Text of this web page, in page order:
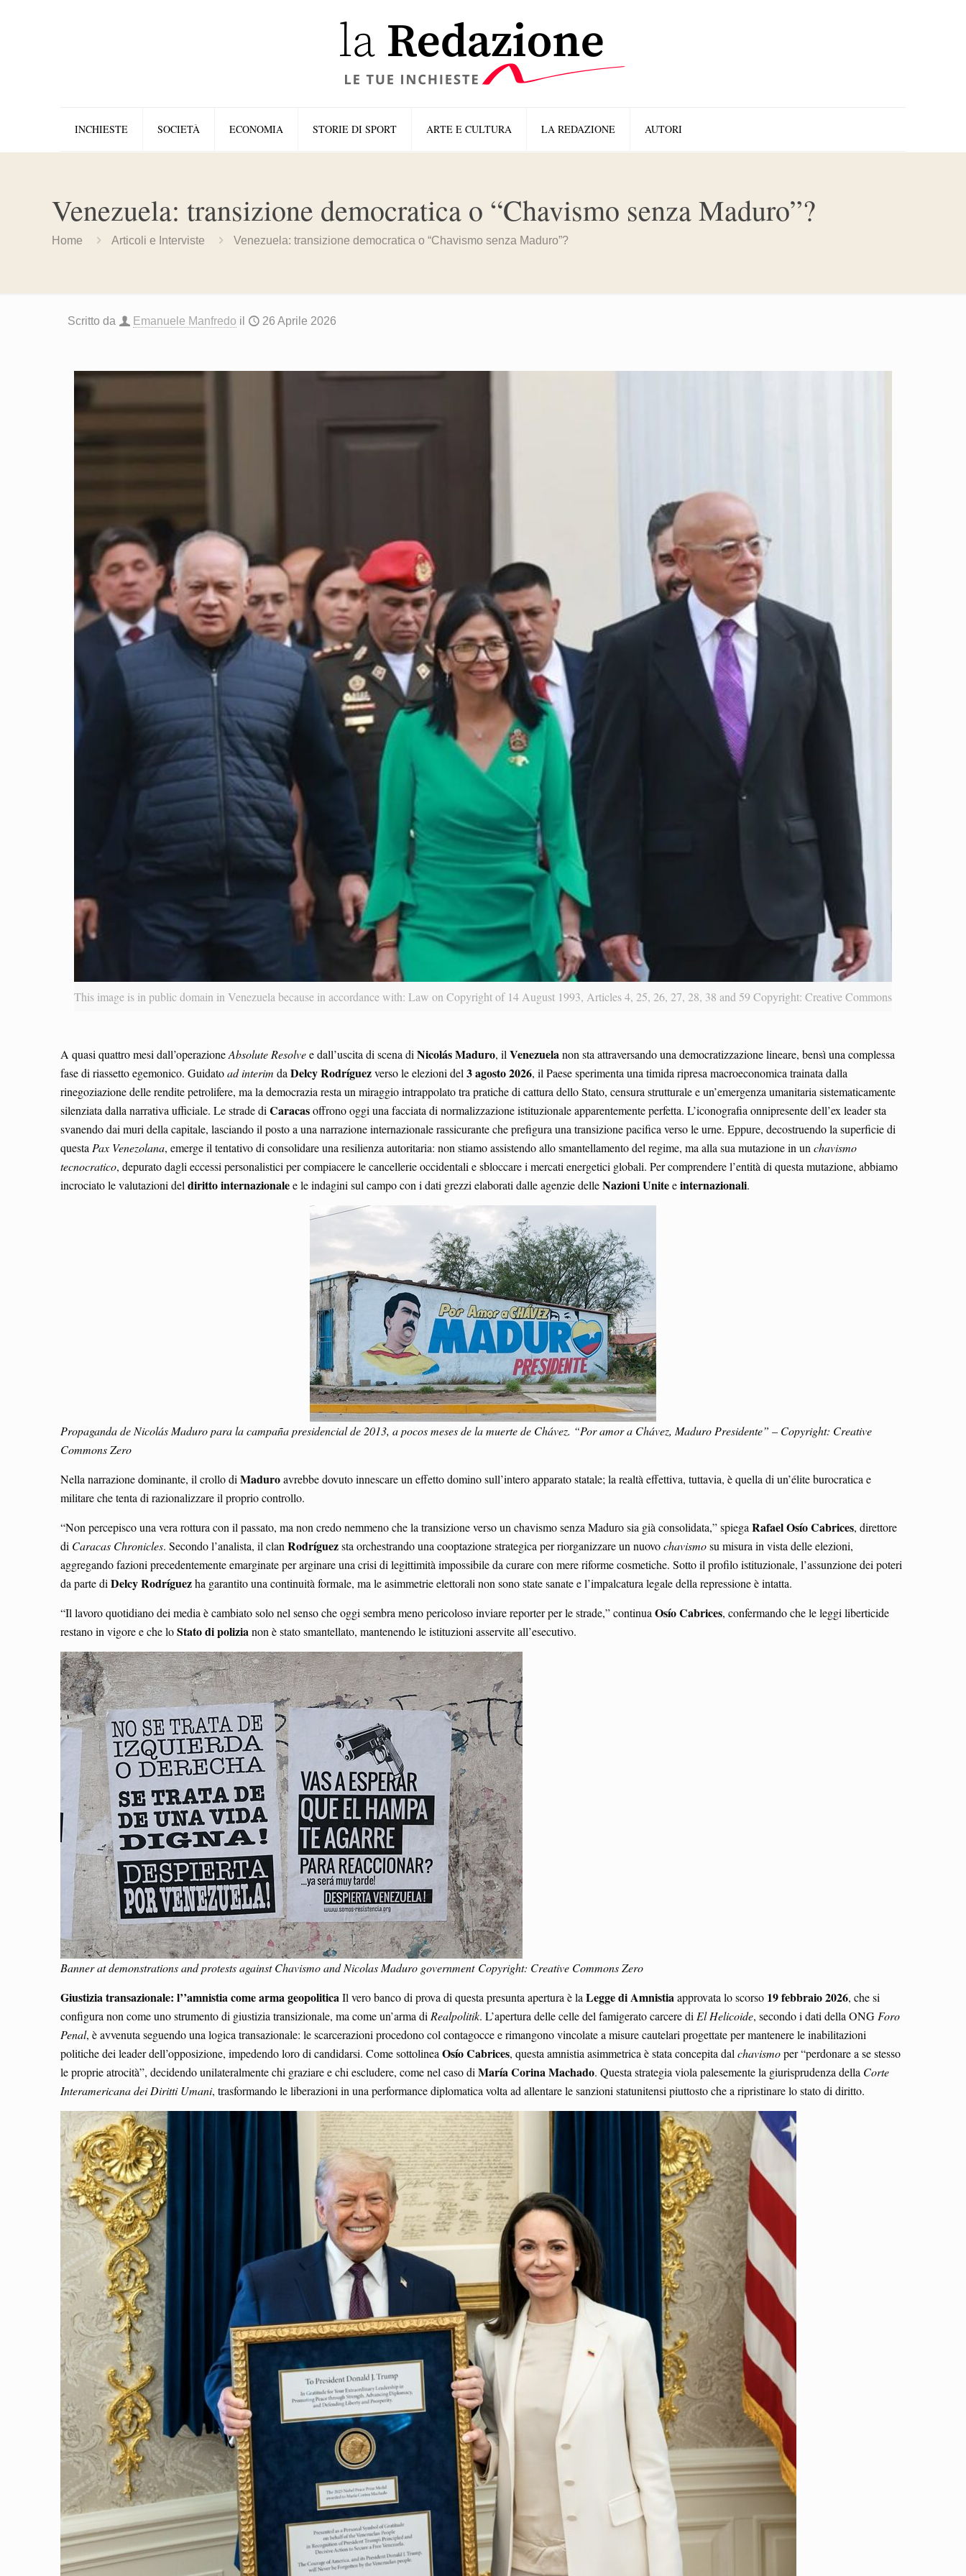
INCHIESTE SOCIETÀ ECONOMIA STORIE DI SPORT ARTE E CULTURA LA REDAZIONE AUTORI
Venezuela: transizione democratica o “Chavismo senza Maduro”?
Home Articoli e Interviste Venezuela: transizione democratica o “Chavismo senza Maduro”?
Scritto da Emanuele Manfredo il 26 Aprile 2026
This image is in public domain in Venezuela because in accordance with: Law on Copyright of 14 August 1993, Articles 4, 25, 26, 27, 28, 38 and 59 Copyright: Creative Commons
A quasi quattro mesi dall’operazioneAbsolute Resolvee dall’uscita di scena di Nicolás Maduro, il Venezuela non sta attraversando una democratizzazione lineare, bensì una complessa
fase di riassetto egemonico. Guidatoad interim da Delcy Rodríguezverso le elezioni del 3 agosto 2026, il Paese sperimenta una timida ripresa macroeconomica trainata dalla
rinegoziazione delle rendite petrolifere, ma la democrazia resta un miraggio intrappolato tra pratiche di cattura dello Stato, censura strutturale e un’emergenza umanitaria sistematicamente
silenziata dalla narrativa ufficiale. Le strade di Caracasoffrono oggi una facciata di normalizzazione istituzionale apparentemente perfetta. L’iconografia onnipresente dell’ex leader sta
svanendo dai muri della capitale, lasciando il posto a una narrazione internazionale rassicurante che prefigura una transizione pacifica verso le urne. Eppure, decostruendo la superficie di
questa Pax Venezolana, emerge il tentativo di consolidare una resilienza autoritaria: non stiamo assistendo allo smantellamento del regime, ma alla sua mutazione in un chavismo
tecnocratico, depurato dagli eccessi personalistici per compiacere le cancellerie occidentali e sbloccare i mercati energetici globali. Per comprendere l’entità di questa mutazione, abbiamo
incrociato le valutazioni del diritto internazionalee le indagini sul campo con i dati grezzi elaborati dalle agenzie delleNazioni Uniteeinternazionali.
Propaganda de Nicolás Maduro para la campaña presidencial de 2013, a pocos meses de la muerte de Chávez. “Por amor a Chávez, Maduro Presidente” – Copyright: Creative
Commons Zero
Nella narrazione dominante, il crollo di Maduroavrebbe dovuto innescare un effetto domino sull’intero apparato statale; la realtà effettiva, tuttavia, è quella di un’élite burocratica e
militare che tenta di razionalizzare il proprio controllo.
“Non percepisco una vera rottura con il passato, ma non credo nemmeno che la transizione verso un chavismo senza Maduro sia già consolidata,” spiega Rafael Osío Cabrices, direttore
di Caracas Chronicles. Secondo l’analista, il clan Rodríguezsta orchestrando una cooptazione strategica per riorganizzare un nuovochavismosu misura in vista delle elezioni,
aggregando fazioni precedentemente emarginate per arginare una crisi di legittimità impossibile da curare con mere riforme cosmetiche. Sotto il profilo istituzionale, l’assunzione dei poteri
da parte di Delcy Rodríguezha garantito una continuità formale, ma le asimmetrie elettorali non sono state sanate e l’impalcatura legale della repressione è intatta.
“Il lavoro quotidiano dei media è cambiato solo nel senso che oggi sembra meno pericoloso inviare reporter per le strade,” continua Osío Cabrices, confermando che le leggi liberticide
restano in vigore e che loStato di polizia non è stato smantellato, mantenendo le istituzioni asservite all’esecutivo.
Banner at demonstrations and protests against Chavismo and Nicolas Maduro government Copyright: Creative Commons Zero
Giustizia transazionale: l’’amnistia come arma geopolitica Il vero banco di prova di questa presunta apertura è la Legge di Amnistia approvata lo scorso 19 febbraio 2026, che si
configura non come uno strumento di giustizia transizionale, ma come un’arma di Realpolitik. L’apertura delle celle del famigerato carcere di El Helicoide, secondo i dati della ONG Foro
Penal, è avvenuta seguendo una logica transazionale: le scarcerazioni procedono col contagocce e rimangono vincolate a misure cautelari progettate per mantenere le inabilitazioni
politiche dei leader dell’opposizione, impedendo loro di candidarsi. Come sottolinea Osío Cabrices, questa amnistia asimmetrica è stata concepita dal chavismoper “perdonare a se stesso
le proprie atrocità”, decidendo unilateralmente chi graziare e chi escludere, come nel caso di María Corina Machado. Questa strategia viola palesemente la giurisprudenza della Corte
Interamericana dei Diritti Umani, trasformando le liberazioni in una performance diplomatica volta ad allentare le sanzioni statunitensi piuttosto che a ripristinare lo stato di diritto.